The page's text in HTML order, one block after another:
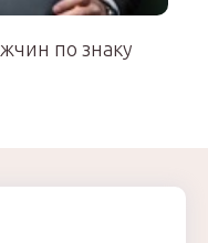
по знаку